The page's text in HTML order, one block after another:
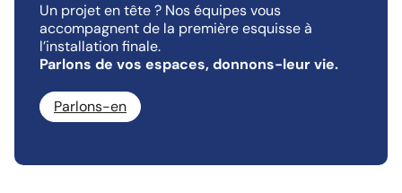
Un projet en tête ? Nos équipes vous
accompagnent de la première esquisse à
l’installation finale.
Parlons de vos espaces, donnons-leur vie.
Parlons-en